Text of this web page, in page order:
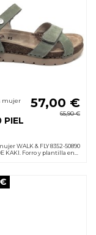
mujer 57,00 €
65,90 €
WALK & FLY 8352-50890
KAKI. Forro y plantilla en